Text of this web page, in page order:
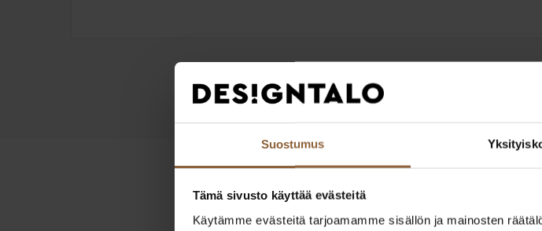
Suostumus
Tämä sivusto käyttää evästeitä
Käytämme evästeitä tarjoamamme sisällön ja mainosten